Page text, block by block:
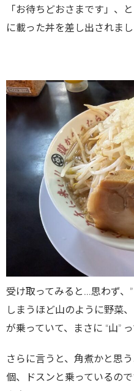
「お待ちどおさまです」、
に載った丼を差し出されまし
受け取ってみると…思わず、
しまうほど山のように野菜
が乗っていて、まさに “山”
さらに言うと、角煮かと思
個、ドスンと乗っているの